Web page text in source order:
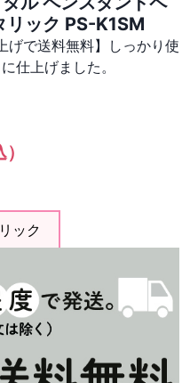
リック PS-K1SM
げで送料無料】しっかり使
仕上げました。
ック